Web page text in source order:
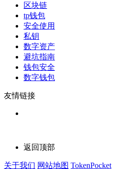
区块链
tp钱包
安全使用
私钥
数字资产
避坑指南
钱包安全
数字钱包
友情链接
返回顶部
关于我们 网站地图 TokenPocket